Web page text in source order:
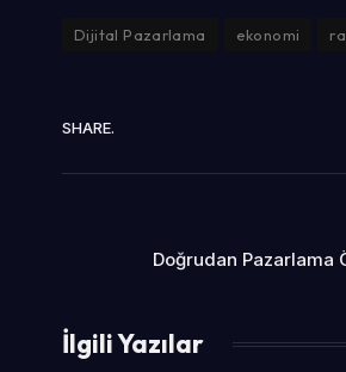
Dijital Pazarlama ekonomi
SHARE.
Doğrudan
İlgili Yazılar